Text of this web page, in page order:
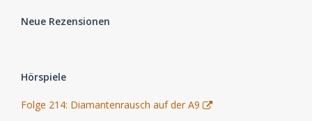
Neue Rezensionen
Hörspiele
Folge 214: Diamantenrausch auf der A9